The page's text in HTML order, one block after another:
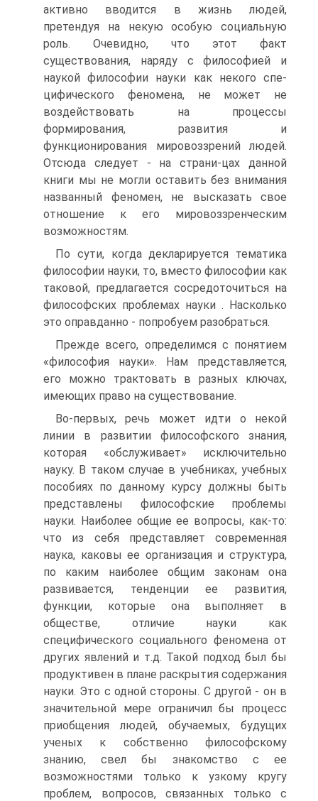
активно вводится в жизнь людей,
претендуя на некую особую социальную
роль. Очевидно, что этот факт
существования, наряду с философией и
наукой философии науки как некого спе-
цифического феномена, не может не
воздействовать на процессы
формирования, развития и
функционирования мировоззрений людей.
Отсюда следует - на страни-цах данной
книги мы не могли оставить без внимания
названный феномен, не высказать свое
отношение к его мировоззренческим
возможностям.
По сути, когда декларируется тематика
философии науки, то, вместо философии как
таковой, предлагается сосредоточиться на
философских проблемах науки . Насколько
это оправданно - попробуем разобраться.
Прежде всего, определимся с понятием
«философия науки». Нам представляется,
его можно трактовать в разных ключах,
имеющих право на существование.
Во-первых, речь может идти о некой
линии в развитии философского знания,
которая «обслуживает» исключительно
науку. В таком случае в учебниках, учебных
пособиях по данному курсу должны быть
представлены философские проблемы
науки. Наиболее общие ее вопросы, как-то:
что из себя представляет современная
наука, каковы ее организация и структура,
по каким наиболее общим законам она
развивается, тенденции ее развития,
функции, которые она выполняет в
обществе, отличие науки как
специфического социального феномена от
других явлений и т.д. Такой подход был бы
продуктивен в плане раскрытия содержания
науки. Это с одной стороны. С другой - он в
значительной мере ограничил бы процесс
приобщения людей, обучаемых, будущих
ученых к собственно философскому
знанию, свел бы знакомство с ее
возможностями только к узкому кругу
проблем, вопросов, связанных только с